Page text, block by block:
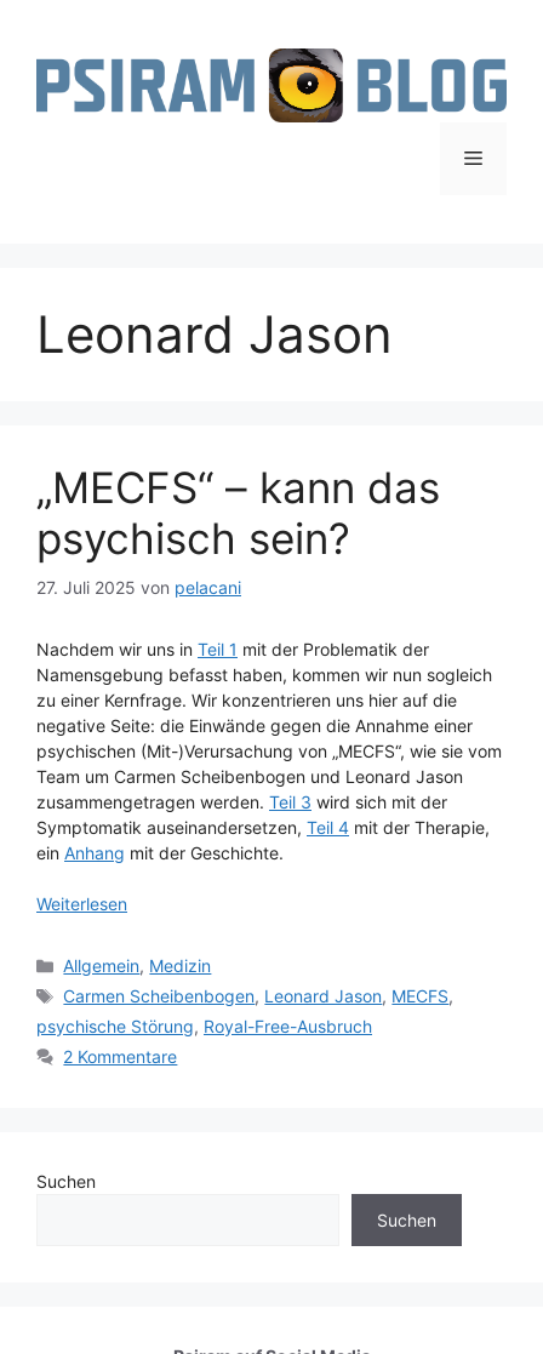
springen
Menü
Leonard Jason
„MECFS“ – kann das
psychisch sein?
27. Juli 2025 von pelacani
Nachdem wir uns in Teil 1 mit der Problematik der
Namensgebung befasst haben, kommen wir nun sogleich
zu einer Kernfrage. Wir konzentrieren uns hier auf die
negative Seite: die Einwände gegen die Annahme einer
psychischen (Mit-)Verursachung von „MECFS“, wie sie vom
Team um Carmen Scheibenbogen und Leonard Jason
zusammengetragen werden. Teil 3 wird sich mit der
Symptomatik auseinandersetzen, Teil 4 mit der Therapie,
ein Anhang mit der Geschichte.
Weiterlesen
Kategorien
Allgemein, Medizin
Schlagwörter
Carmen Scheibenbogen, Leonard Jason, MECFS,
psychische Störung, Royal-Free-Ausbruch
2 Kommentare
Suchen
Suchen